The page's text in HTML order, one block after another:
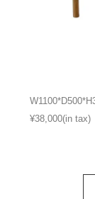
¥38,000(in tax)